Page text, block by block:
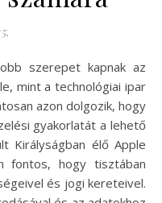
mint a technológiai ipar
azon dolgozik, hogy
gyakorlatát a lehető
Királyságban élő Apple
fontos, hogy tisztában
és jogi kereteivel.